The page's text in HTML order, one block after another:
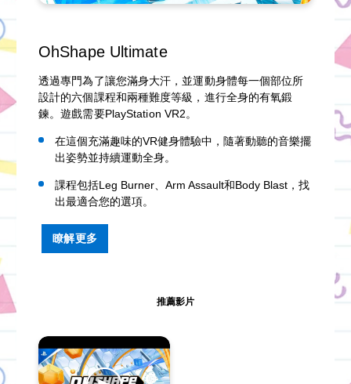
OhShape Ultimate
透過專門為了讓您滿身大汗，並運動身體每一個部位所
設計的六個課程和兩種難度等級，進行全身的有氧鍛
鍊。遊戲需要PlayStation VR2。
在這個充滿趣味的VR健身體驗中，隨著動聽的音樂擺
出姿勢並持續運動全身。
課程包括Leg Burner、Arm Assault和Body Blast，找
出最適合您的選項。
瞭解更多
推薦影片